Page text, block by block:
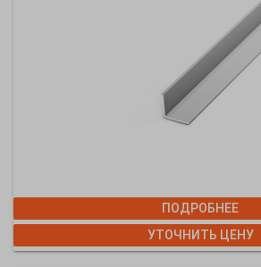
ПОДРОБНЕЕ
УТОЧНИТЬ ЦЕНУ